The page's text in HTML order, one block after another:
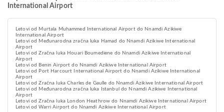
International Airport
Letovi od Murtala Muhammed International Airport do Nnamdi Azikiwe
International Airport
Letovi od Međunarodna zračna luka Hamad do Nnamdi Azikiwe International
Airport
Letovi od Zračna luka Houari Boumediene do Nnamdi Azikiwe International
Airport
Letovi od Benin Airport do Nnamdi Azikiwe International Airport
Letovi od Port Harcourt International Airport do Nnamdi Azikiwe International
Airport
Letovi od Zračna luka Charles de Gaulle do Nnamdi Azikiwe International Airport
Letovi od Međunarodna zračna luka Istanbul do Nnamdi Azikiwe International
Airport
Letovi od Zračna luka London Heathrow do Nnamdi Azikiwe International Airport
Letovi od Warri Airport do Nnamdi Azikiwe International Airport